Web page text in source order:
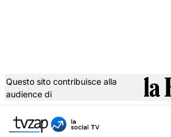
al
Questo sito contribuisce alla
audience di